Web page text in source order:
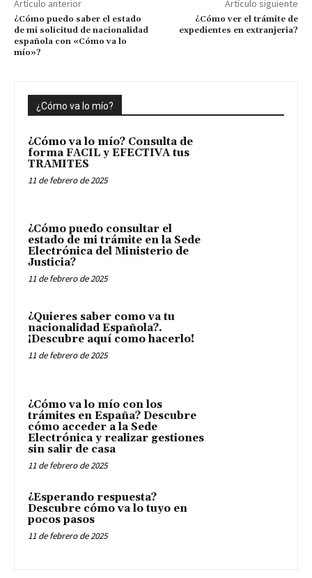
Artículo anterior
¿Cómo puedo saber el estado
de mi solicitud de nacionalidad
española con «Cómo va lo
mío»?
Artículo siguiente
¿Cómo ver el trámite de
expedientes en extranjeria?
¿Cómo va lo mío?
¿Cómo va lo mío? Consulta de
forma FACIL y EFECTIVA tus
TRAMITES
11 de febrero de 2025
¿Cómo puedo consultar el
estado de mi trámite en la Sede
Electrónica del Ministerio de
Justicia?
11 de febrero de 2025
¿Quieres saber como va tu
nacionalidad Española?.
¡Descubre aquí como hacerlo!
11 de febrero de 2025
¿Cómo va lo mío con los
trámites en España? Descubre
cómo acceder a la Sede
Electrónica y realizar gestiones
sin salir de casa
11 de febrero de 2025
¿Esperando respuesta?
Descubre cómo va lo tuyo en
pocos pasos
11 de febrero de 2025